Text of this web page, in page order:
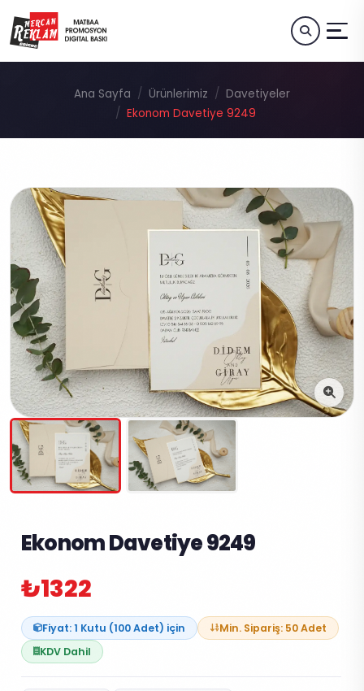
Ana Sayfa Ürünlerimiz
Davetiyeler
Ekonom Davetiye 9249
Ekonom Davetiye 9249
₺1322
Fiyat: 1 Kutu (100 Adet) için
Min. Sipariş: 50 Adet
KDV Dahil